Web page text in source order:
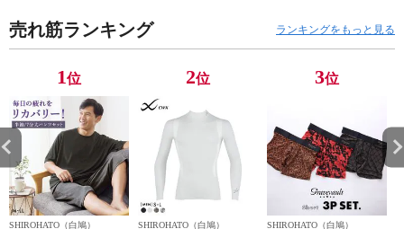
売れ筋ランキング ランキングをもっと見る
1位
SHIROHATO（白鳩）
2位
SHIROHATO（白鳩）
3位
SHIROHATO（白鳩）